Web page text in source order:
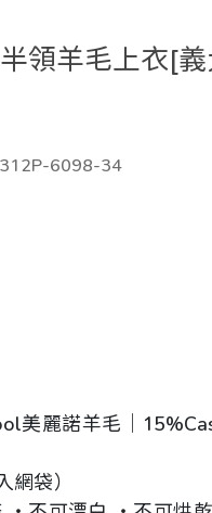
領羊毛上衣[義
6098-34
美麗諾羊毛｜
網袋）